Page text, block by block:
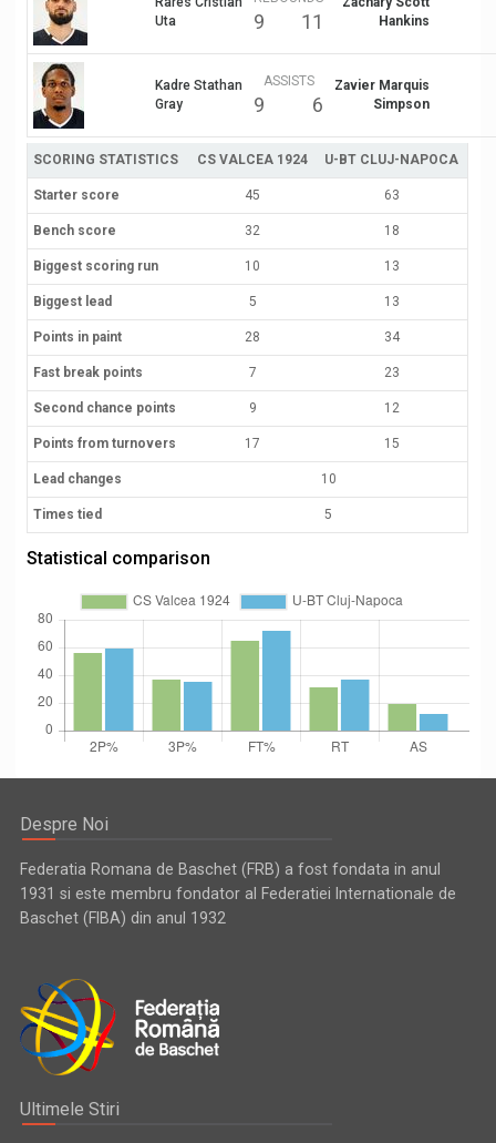
Uta
9 11
Hankins
Kadre Stathan
Gray
ASSISTS
9 6
Zavier Marquis
Simpson
SCORING STATISTICS CS VALCEA 1924 U-BT CLUJ-NAPOCA
Starter score 45 63
Bench score 32 18
Biggest scoring run 10 13
Biggest lead 5 13
Points in paint 28 34
Fast break points 7 23
Second chance points 9 12
Points from turnovers 17 15
Lead changes 10
Times tied 5
Statistical comparison
Despre Noi
Federatia Romana de Baschet (FRB) a fost fondata in anul
1931 si este membru fondator al Federatiei Internationale de
Baschet (FIBA) din anul 1932
Ultimele Stiri